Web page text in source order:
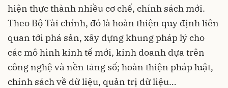
hiện thực thành nhiều cơ chế, chính sách mới.
Theo Bộ Tài chính, đó là hoàn thiện quy định liên
quan tới phá sản, xây dựng khung pháp lý cho
các mô hình kinh tế mới, kinh doanh dựa trên
công nghệ và nền tảng số; hoàn thiện pháp luật,
chính sách về dữ liệu, quản trị dữ liệu…